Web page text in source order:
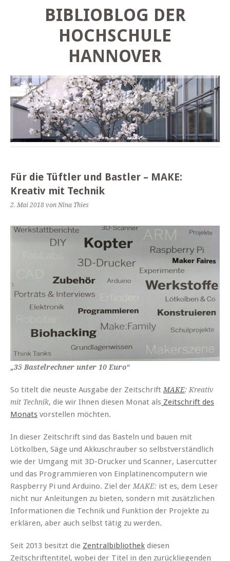
BIBLIOBLOG DER
HOCHSCHULE
HANNOVER
Für die Tüftler und Bastler – MAKE:
Kreativ mit Technik
2. Mai 2018 von Nina Thies
„35 Bastelrechner unter 10 Euro“
So titelt die neuste Ausgabe der Zeitschrift MAKE: Kreativ
mit Technik, die wir Ihnen diesen Monat als Zeitschrift des
Monats vorstellen möchten.
In dieser Zeitschrift sind das Basteln und bauen mit
Lötkolben, Säge und Akkuschrauber so selbstverständlich
wie der Umgang mit 3D-Drucker und Scanner, Lasercutter
und das Programmieren von Einplatinencomputern wie
Raspberry Pi und Arduino. Ziel der MAKE: ist es, dem Leser
nicht nur Anleitungen zu bieten, sondern mit zusätzlichen
Informationen die Technik und Funktion der Projekte zu
erklären, aber auch selbst tätig zu werden.
Seit 2013 besitzt die Zentralbibliothek diesen
Zeitschriftentitel, wobei der Titel in den zurückliegenden